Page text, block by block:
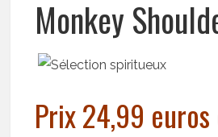
Monkey
Prix 24,99 euros